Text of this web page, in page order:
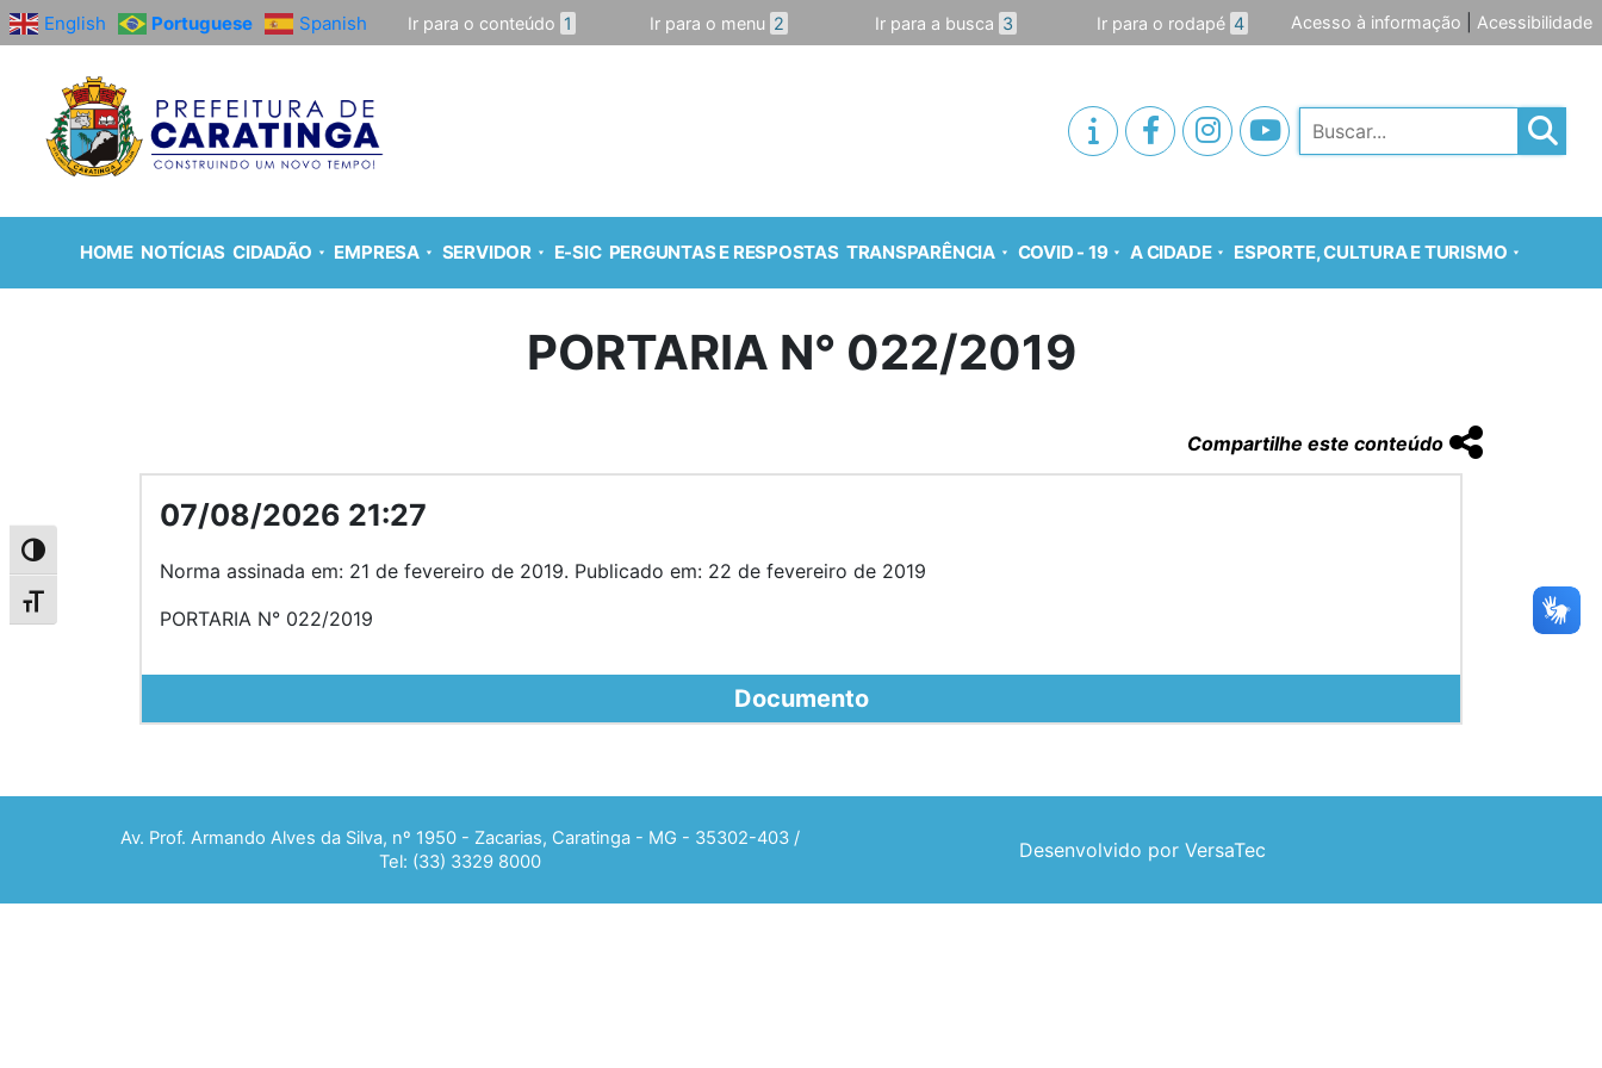
Alternar alto contraste
Alternar tamanho da fonte
English Portuguese Spanish Ir para o conteúdo 1 Ir para o menu 2 Ir para a busca 3 Ir para o rodapé 4 Acesso à informação Acessibilidade
Pesquisar
HOME NOTÍCIAS CIDADÃO EMPRESA SERVIDOR E-SIC PERGUNTAS E RESPOSTAS TRANSPARÊNCIA COVID - 19 A CIDADE ESPORTE, CULTURA E TURISMO
PORTARIA N° 022/2019
Compartilhe este conteúdo
07/08/2026 21:27
Norma assinada em: 21 de fevereiro de 2019. Publicado em: 22 de fevereiro de 2019
PORTARIA N° 022/2019
Documento
Av. Prof. Armando Alves da Silva, nº 1950 - Zacarias, Caratinga - MG - 35302-403 /
Tel: (33) 3329 8000
Desenvolvido por VersaTec